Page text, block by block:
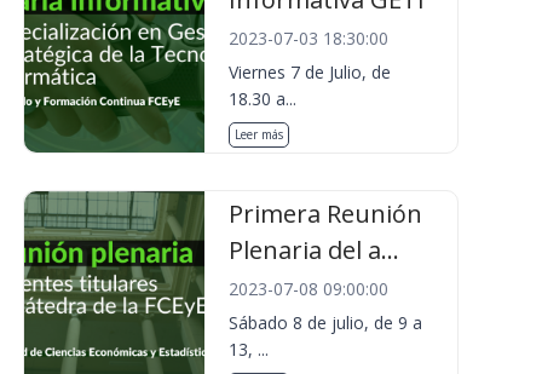
2023-07-03 18:30:00
Viernes 7 de Julio, de
18.30 a...
Leer más
Primera Reunión
Plenaria del a...
2023-07-08 09:00:00
Sábado 8 de julio, de 9 a
13, ...